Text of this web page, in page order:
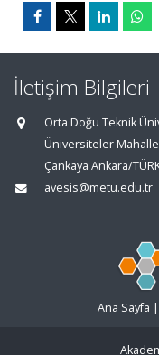
İletişim Bilgileri
Orta Doğu Teknik
Üniversiteler
Çankaya Ankara/
avesis@metu.edu.tr
Ana Sayfa |